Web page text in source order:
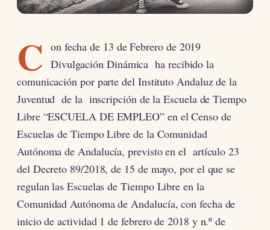
C on fecha de 13 de Febrero de 2019
Divulgación Dinámica ha recibido la
comunicación por parte del Instituto Andaluz de la
Juventud de la inscripción de la Escuela de Tiempo
Libre “ESCUELA DE EMPLEO” en el Censo de
Escuelas de Tiempo Libre de la Comunidad
Autónoma de Andalucía, previsto en el artículo 23
del Decreto 89/2018, de 15 de mayo, por el que se
regulan las Escuelas de Tiempo Libre en la
Comunidad Autónoma de Andalucía, con fecha de
inicio de actividad 1 de febrero de 2018 y n.º de